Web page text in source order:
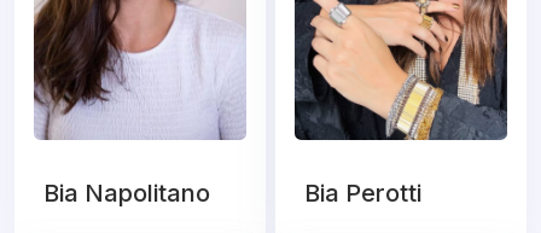
Bia Napolitano Bia Perotti